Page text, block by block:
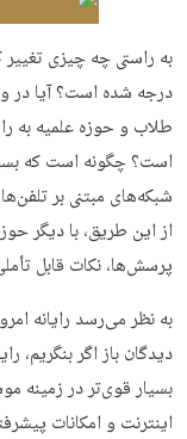
درجه شده است؟ آیا در
طلاب و حوزه علمیه به
است؟ چگونه است که
شبکه‌های مبتنی بر
از این طریق، با دیگر
پرسش‌ها، نکات قابل
به نظر می‌رسد رایانه
دیدگان باز اگر بنگریم،
بسیار قوی‌تر در زمینه
اینترنت و امکانات